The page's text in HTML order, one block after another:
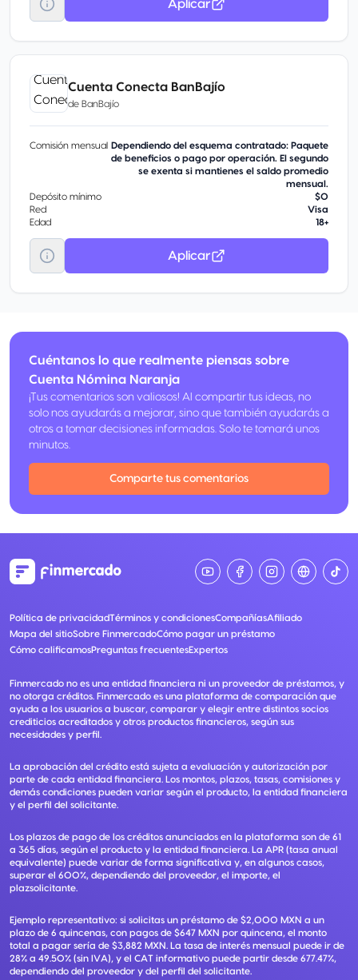
Aplicar
Cuenta Conecta BanBajío
de BanBajío
Comisión mensual Dependiendo del esquema contratado: Paquete
de beneficios o pago por operación. El segundo
se exenta si mantienes el saldo promedio
mensual.
Depósito mínimo
$0
Red
Visa
Edad
18+
Aplicar
Cuéntanos lo que realmente piensas sobre
Cuenta Nómina Naranja
¡Tus comentarios son valiosos! Al compartir tus ideas, no
solo nos ayudarás a mejorar, sino que también ayudarás a
otros a tomar decisiones informadas. Solo te tomará unos
minutos.
Comparte tus comentarios
Política de privacidadTérminos y condicionesCompañíasAfiliado
Mapa del sitioSobre FinmercadoCómo pagar un préstamo
Cómo calificamosPreguntas frecuentesExpertos
Finmercado no es una entidad financiera ni un proveedor de préstamos, y
no otorga créditos. Finmercado es una plataforma de comparación que
ayuda a los usuarios a buscar, comparar y elegir entre distintos socios
crediticios acreditados y otros productos financieros, según sus
necesidades y perfil.
La aprobación del crédito está sujeta a evaluación y autorización por
parte de cada entidad financiera. Los montos, plazos, tasas, comisiones y
demás condiciones pueden variar según el producto, la entidad financiera
y el perfil del solicitante.
Los plazos de pago de los créditos anunciados en la plataforma son de 61
a 365 días, según el producto y la entidad financiera. La APR (tasa anual
equivalente) puede variar de forma significativa y, en algunos casos,
superar el 600%, dependiendo del proveedor, el importe, el
plazsolicitante.
Ejemplo representativo: si solicitas un préstamo de $2,000 MXN a un
plazo de 6 quincenas, con pagos de $647 MXN por quincena, el monto
total a pagar sería de $3,882 MXN. La tasa de interés mensual puede ir de
28% a 49.50% (sin IVA), y el CAT informativo puede partir desde 677.47%,
dependiendo del proveedor y del perfil del solicitante.